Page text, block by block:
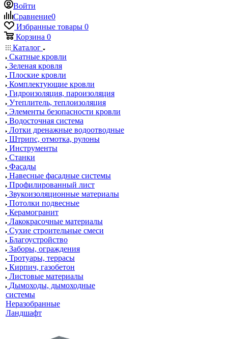
Войти
Сравнение0
Избранные товары 0
Корзина 0
Каталог
Скатные кровли
Зеленая кровля
Плоские кровли
Комплектующие кровли
Гидроизоляция, пароизоляция
Утеплитель, теплоизоляция
Элементы безопасности кровли
Водосточная система
Лотки дренажные водоотводные
Штрипс, отмотка, рулоны
Инструменты
Станки
Фасады
Навесные фасадные системы
Профилированный лист
Звукоизоляционные материалы
Потолки подвесные
Керамогранит
Лакокрасочные материалы
Сухие строительные смеси
Благоустройство
Заборы, ограждения
Тротуары, террасы
Кирпич, газобетон
Листовые материалы
Дымоходы, дымоходные
системы
Неразобранные
Ландшафт